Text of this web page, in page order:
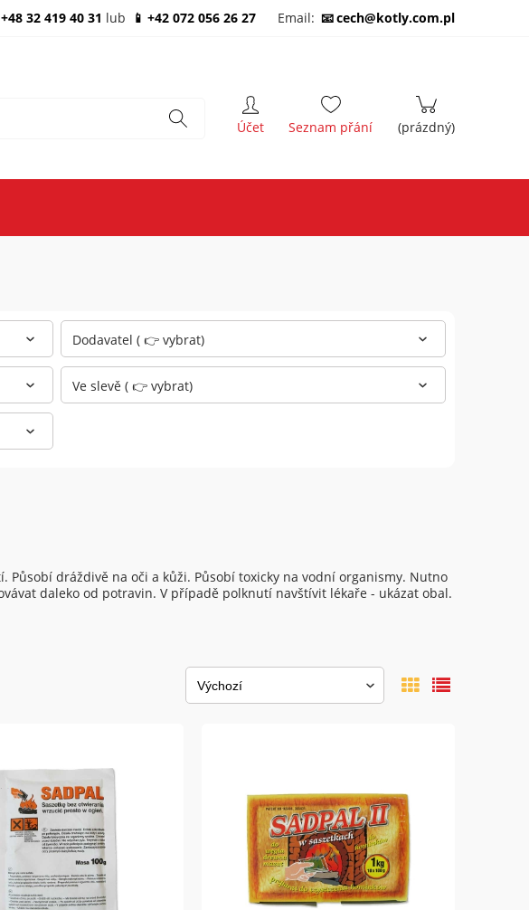
+48 32 419 40 31 lub +42 072 056 26 27 Email: cech@kotly.com.pl
Dodavatel ( 👉 vybrat)
Ve slevě ( 👉 vybrat)
Působí dráždivě na oči a kůži. Působí toxicky na vodní organismy. Nutno
daleko od potravin. V případě polknutí navštívit lékaře - ukázat obal.